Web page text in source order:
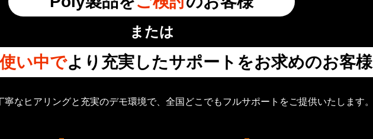
または
い中でより充実したサポートをお求めのお客様
寧なヒアリングと充実のデモ環境で、全国どこでもフルサポートをご提供いたします。